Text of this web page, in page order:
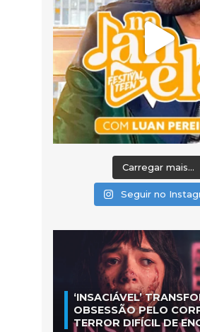
Carregar mais...
Seguir no
‘INSACIÁVEL’
OBSESSÃO PELO
TERROR DIFÍCIL DE